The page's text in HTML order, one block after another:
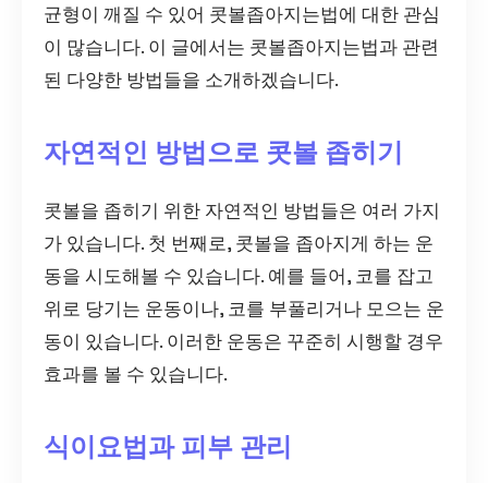
균형이 깨질 수 있어 콧볼좁아지는법에 대한 관심
이 많습니다. 이 글에서는 콧볼좁아지는법과 관련
된 다양한 방법들을 소개하겠습니다.
자연적인 방법으로 콧볼 좁히기
콧볼을 좁히기 위한 자연적인 방법들은 여러 가지
가 있습니다. 첫 번째로, 콧볼을 좁아지게 하는 운
동을 시도해볼 수 있습니다. 예를 들어, 코를 잡고
위로 당기는 운동이나, 코를 부풀리거나 모으는 운
동이 있습니다. 이러한 운동은 꾸준히 시행할 경우
효과를 볼 수 있습니다.
식이요법과 피부 관리